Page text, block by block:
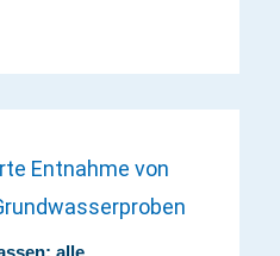
Entnahme von